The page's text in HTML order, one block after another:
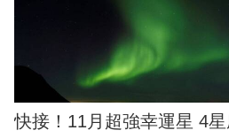
快接！11月超強幸運星 4